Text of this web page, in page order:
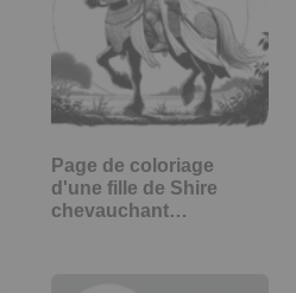
Page de coloriage
d'une fille de Shire
chevauchant…